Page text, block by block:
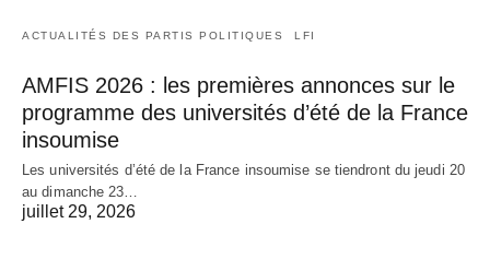
ACTUALITÉS DES PARTIS POLITIQUES LFI
AMFIS 2026 : les premières annonces sur le
programme des universités d’été de la France
insoumise
Les universités d’été de la France insoumise se tiendront du jeudi 20
au dimanche 23…
juillet 29, 2026